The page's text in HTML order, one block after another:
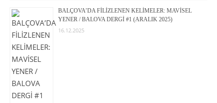
BALÇOVA’DA FİLİZLENEN KELİMELER: MAVİSEL
YENER / BALOVA DERGİ #1 (ARALIK 2025)
16.12.2025